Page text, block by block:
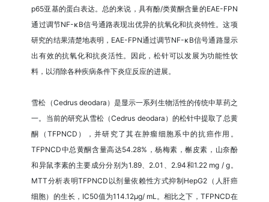
p65亚基的蛋白表达。总的来说，具有酚/类黄酮含量的EAE-FPN
通过调节NF-κB信号通路表现出优异的抗氧化和抗炎特性。这项
研究的结果清楚地表明，EAE-FPN通过调节NF-κB信号通路显示
出有效的抗氧化和抗炎活性。因此，松针可以发展为功能性饮
料，以消除各种疾病条件下炎症反应的进展。
雪松（Cedrus deodara）是显示一系列生物活性的传统中草药之
一。当前的研究从雪松（Cedrus deodara）的松针中提取了总黄
酮（TFPNCD），并研究了其在肿瘤细胞系中的抗癌作用。
TFPNCD中总黄酮含量高达54.28%，杨梅素，槲皮素，山奈酚
和异鼠李素的主要成分分别为1.89、2.01、2.94和1.22 mg / g。
MTT分析表明TFPNCD以剂量依赖性方式抑制HepG2（人肝癌
细胞）的生长，IC50值为114.12μg/ mL。相比之下，TFPNCD在